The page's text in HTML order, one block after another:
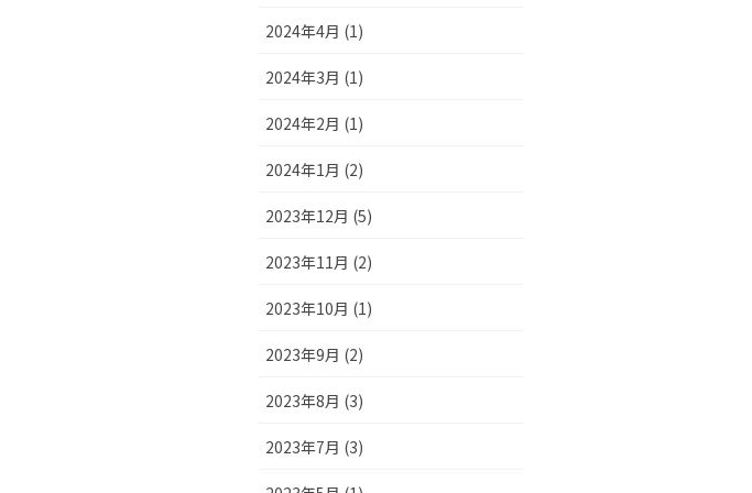
2024年4月 (1)
2024年3月 (1)
2024年2月 (1)
2024年1月 (2)
2023年12月 (5)
2023年11月 (2)
2023年10月 (1)
2023年9月 (2)
2023年8月 (3)
2023年7月 (3)